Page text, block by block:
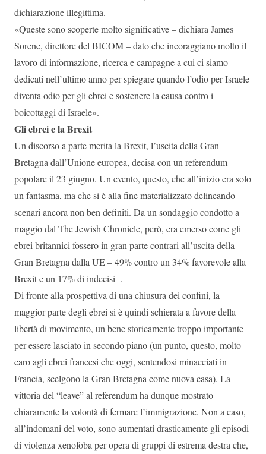
dichiarazione illegittima.
«Queste sono scoperte molto significative – dichiara James
Sorene, direttore del BICOM – dato che incoraggiano molto il
lavoro di informazione, ricerca e campagne a cui ci siamo
dedicati nell’ultimo anno per spiegare quando l’odio per Israele
diventa odio per gli ebrei e sostenere la causa contro i
boicottaggi di Israele».
Gli ebrei e la Brexit
Un discorso a parte merita la Brexit, l’uscita della Gran
Bretagna dall’Unione europea, decisa con un referendum
popolare il 23 giugno. Un evento, questo, che all’inizio era solo
un fantasma, ma che si è alla fine materializzato delineando
scenari ancora non ben definiti. Da un sondaggio condotto a
maggio dal The Jewish Chronicle, però, era emerso come gli
ebrei britannici fossero in gran parte contrari all’uscita della
Gran Bretagna dalla UE – 49% contro un 34% favorevole alla
Brexit e un 17% di indecisi -.
Di fronte alla prospettiva di una chiusura dei confini, la
maggior parte degli ebrei si è quindi schierata a favore della
libertà di movimento, un bene storicamente troppo importante
per essere lasciato in secondo piano (un punto, questo, molto
caro agli ebrei francesi che oggi, sentendosi minacciati in
Francia, scelgono la Gran Bretagna come nuova casa). La
vittoria del “leave” al referendum ha dunque mostrato
chiaramente la volontà di fermare l’immigrazione. Non a caso,
all’indomani del voto, sono aumentati drasticamente gli episodi
di violenza xenofoba per opera di gruppi di estrema destra che,